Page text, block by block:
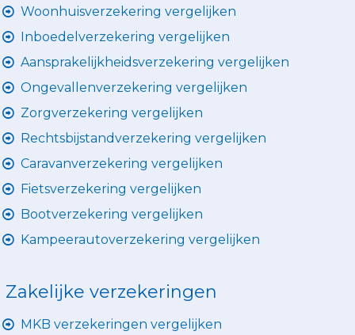
Woonhuisverzekering vergelijken
Inboedelverzekering vergelijken
Aansprakelijkheidsverzekering vergelijken
Ongevallenverzekering vergelijken
Zorgverzekering vergelijken
Rechtsbijstandverzekering vergelijken
Caravanverzekering vergelijken
Fietsverzekering vergelijken
Bootverzekering vergelijken
Kampeerautoverzekering vergelijken
Zakelijke verzekeringen
MKB verzekeringen vergelijken